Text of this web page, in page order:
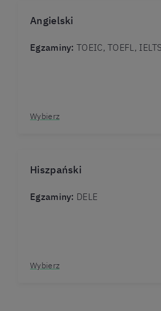
Angielski
Egzaminy: TOEIC, TOEFL,
Wybierz
Hiszpański
Egzaminy: DELE
Wybierz